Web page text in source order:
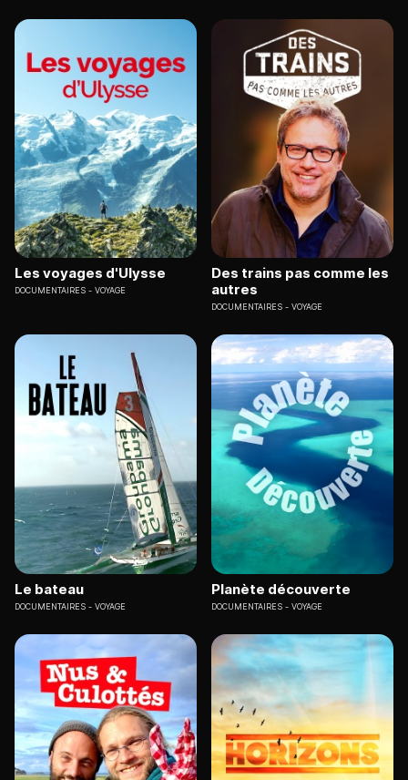
Les voyages d'Ulysse
DOCUMENTAIRES VOYAGE
Des trains pas comme les
autres
DOCUMENTAIRES VOYAGE
Le bateau
DOCUMENTAIRES VOYAGE
Planète découverte
DOCUMENTAIRES VOYAGE